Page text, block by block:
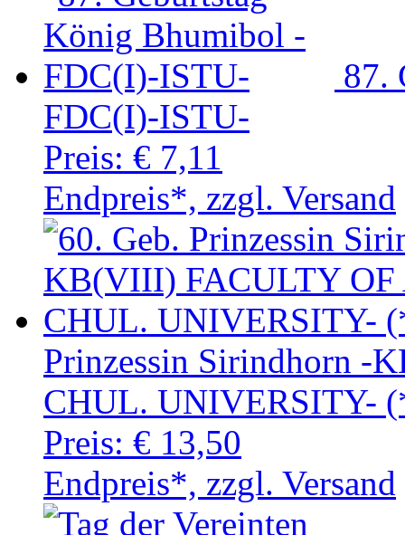
87.
FDC(I)-ISTU-
Preis: € 7,11
Endpreis*, zzgl. Versand
Prinzessin Sirindhorn -
CHUL. UNIVERSITY-
Preis: € 13,50
Endpreis*, zzgl. Versand